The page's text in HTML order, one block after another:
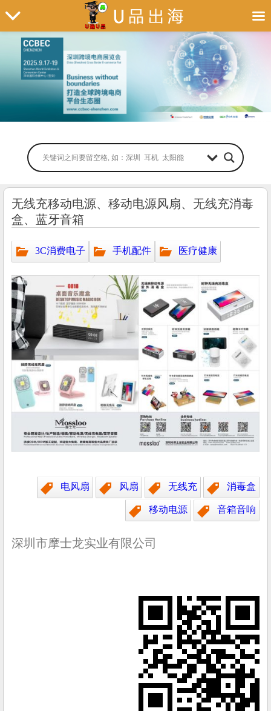
无线充移动电源、移动电源风扇、无线充消毒
盒、蓝牙音箱
3C消费电子 手机配件 医疗健康
电风扇 风扇 无线充 消毒盒
移动电源 音箱音响
深圳市摩士龙实业有限公司